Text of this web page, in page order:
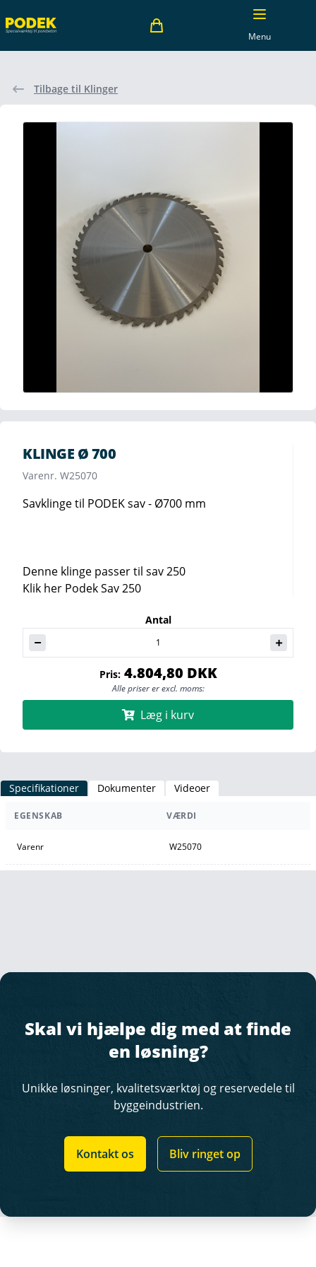
Menu
Tilbage til Klinger
KLINGE Ø 700
Varenr. W25070
Savklinge til PODEK sav - Ø700 mm
Denne klinge passer til sav 250
Klik her Podek Sav 250
Antal
Pris:4.804,80 DKK
Alle priser er excl. moms:
Læg i kurv
Specifikationer Dokumenter Videoer
EGENSKAB VÆRDI
Varenr W25070
Skal vi hjælpe dig med at finde
en løsning?
Unikke løsninger, kvalitetsværktøj og reservedele til
byggeindustrien.
Kontakt os Bliv ringet op